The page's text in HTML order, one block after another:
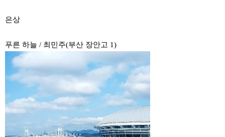
은상
푸른 하늘 / 최민주(부산 장안고 1)